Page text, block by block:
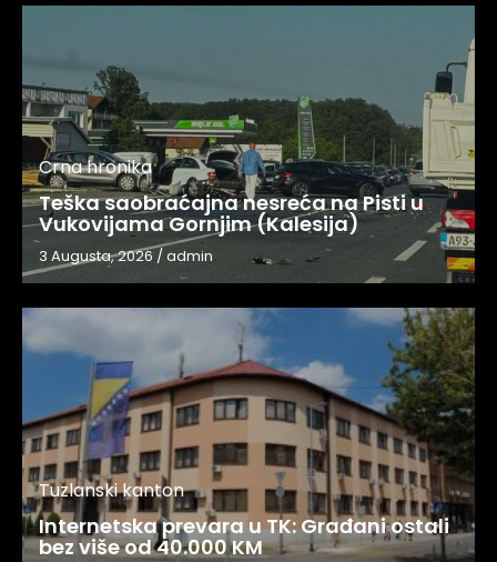
Crna hronika
Teška saobraćajna nesreća na Pisti u
Vukovijama Gornjim (Kalesija)
3 Augusta, 2026/admin
Tuzlanski kanton
Internetska prevara u TK: Građani ostali
bez više od 40.000 KM